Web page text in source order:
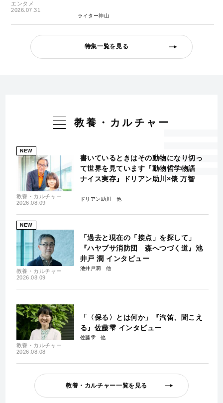
エンタメ
2026.07.31
ライター神山
特集一覧を見る
教養・カルチャー
NEW
教養・カルチャー
2026.08.09
書いているときはその動物になり切っ
て世界を見ています『動物哲学物語
ナイス実存』ドリアン助川×俵 万智
ドリアン助川
NEW
教養・カルチャー
2026.08.09
「過去と現在の「接点」を探して」
『ハヤブサ消防団 森へつづく道』池
井戸 潤 インタビュー
池井戸潤
教養・カルチャー
2026.08.08
「〈保る〉とは何か」『汽笛、聞こえ
る』佐藤雫 インタビュー
佐藤雫
教養・カルチャー一覧を見る